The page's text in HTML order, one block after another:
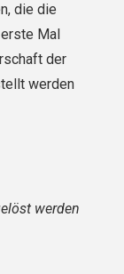
die die
Mal
der
werden
werden